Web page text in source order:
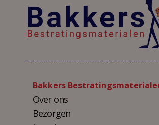
Bakkers
Over ons
Bezorgen